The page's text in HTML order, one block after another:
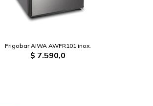
Frigobar AIWA AWFR101 inox.
$ 7.590,0